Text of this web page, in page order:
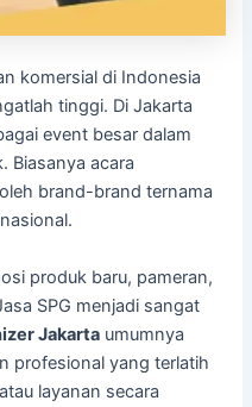
komersial di Indonesia
tinggi. Di Jakarta
event besar dalam
Biasanya acara
brand-brand ternama
produk baru, pameran,
SPG menjadi sangat
Jakarta umumnya
profesional yang terlatih
layanan secara